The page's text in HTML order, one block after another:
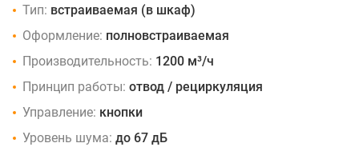
Тип: встраиваемая (в шкаф)
Оформление: полновстраиваемая
Производительность: 1200 м³/ч
Принцип работы: отвод / рециркуляция
Управление: кнопки
Уровень шума: до 67 дБ